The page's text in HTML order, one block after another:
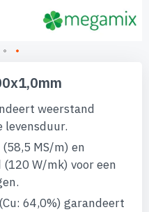
weerstand
levensduur.
MS/m) en
W/mk) voor een
64,0%) garandeert